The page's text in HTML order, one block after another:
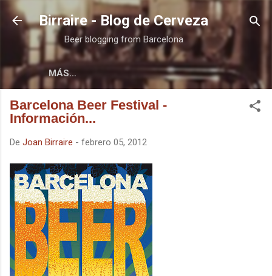
Ir al contenido principal
Birraire - Blog de Cerveza
Beer blogging from Barcelona
MÁS…
Barcelona Beer Festival -
Información...
De Joan Birraire - febrero 05, 2012